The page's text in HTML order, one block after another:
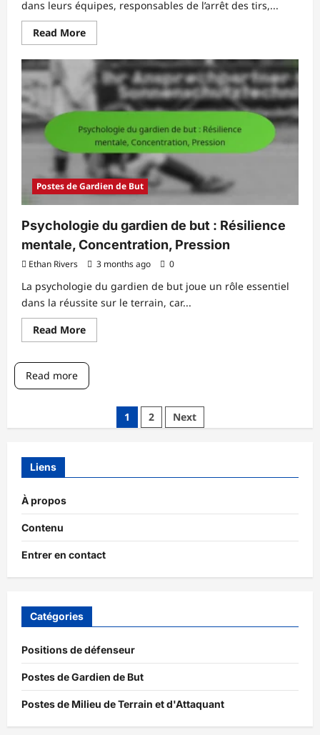
dans leurs équipes, responsables de l’arrêt des tirs,...
Read MoreRead
more
Gardien
de
but
international
Compétition,
Compétences
Postes de Gardien de But
Psychologie du gardien de but : Résilience
mentale, Concentration, Pression
Ethan Rivers 3 months ago 0
La psychologie du gardien de but joue un rôle essentiel
dans la réussite sur le terrain, car...
Read MoreRead
more
Psychologie
du
de
Résilience
mentale,
Read more
1 2 Next
Liens
À propos
Contenu
Entrer en contact
Catégories
Positions de défenseur
Postes de Gardien de But
Postes de Milieu de Terrain et d'Attaquant